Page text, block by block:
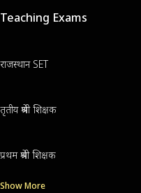
Teaching Exams
राजस्थान SET
तृतीय श्रेणी शिक्षक
प्रथम श्रेणी शिक्षक
Show More